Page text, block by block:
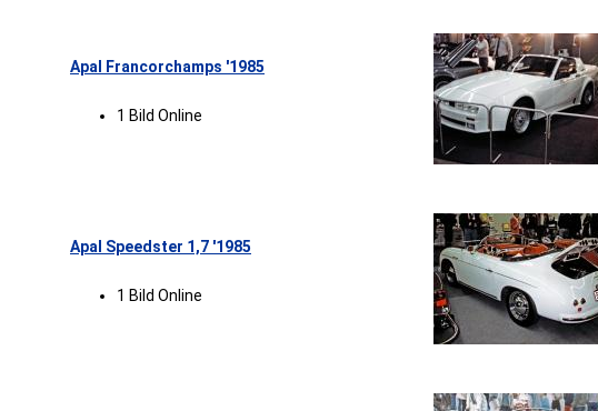
Apal Francorchamps '1985
1 Bild Online
Apal Speedster 1,7 '1985
1 Bild Online